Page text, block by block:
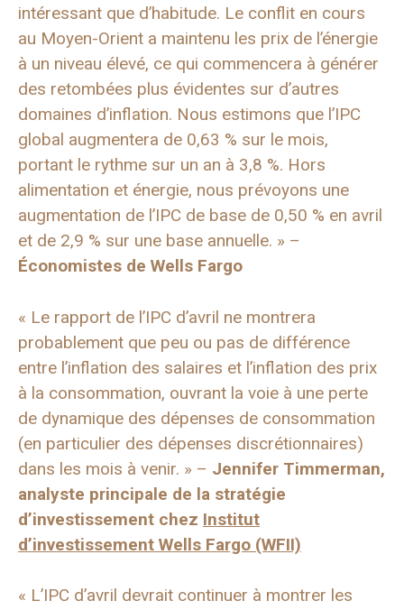
intéressant que d’habitude. Le conflit en cours
au Moyen-Orient a maintenu les prix de l’énergie
à un niveau élevé, ce qui commencera à générer
des retombées plus évidentes sur d’autres
domaines d’inflation. Nous estimons que l’IPC
global augmentera de 0,63 % sur le mois,
portant le rythme sur un an à 3,8 %. Hors
alimentation et énergie, nous prévoyons une
augmentation de l’IPC de base de 0,50 % en avril
et de 2,9 % sur une base annuelle. » –
Économistes de Wells Fargo
« Le rapport de l’IPC d’avril ne montrera
probablement que peu ou pas de différence
entre l’inflation des salaires et l’inflation des prix
à la consommation, ouvrant la voie à une perte
de dynamique des dépenses de consommation
(en particulier des dépenses discrétionnaires)
dans les mois à venir. » – Jennifer Timmerman,
analyste principale de la stratégie
d’investissement chez Institut
d’investissement Wells Fargo (WFII)
« L’IPC d’avril devrait continuer à montrer les